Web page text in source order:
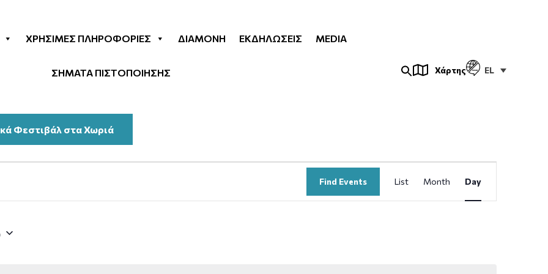
ΧΡΉΣΙΜΕΣ ΠΛΗΡΟΦΟΡΊΕΣ ΔΙΑΜΟΝΉ ΕΚΔΗΛΏΣΕΙΣ MEDIA
ΣΗΜΑΤΑ ΠΙΣΤΟΠΟΙΗΣΗΣ Χάρτης EL
Φεστιβάλ στα Χωριά
Find Events
Views
List Month Day